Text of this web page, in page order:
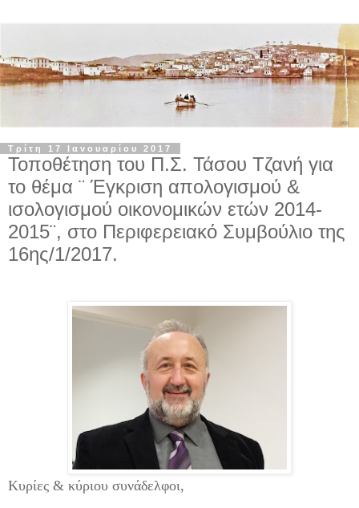
Τρίτη 17 Ιανουαρίου 2017
Τοποθέτηση του Π.Σ. Τάσου Τζανή για
το θέμα ¨ Έγκριση απολογισμού &
ισολογισμού οικονομικών ετών 2014-
2015¨, στο Περιφερειακό Συμβούλιο της
16ης/1/2017.
Κυρίες & κύριου συνάδελφοι,